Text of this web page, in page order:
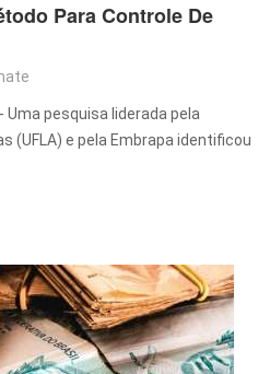
Para Controle De
Uma pesquisa liderada pela
(UFLA) e pela Embrapa identificou